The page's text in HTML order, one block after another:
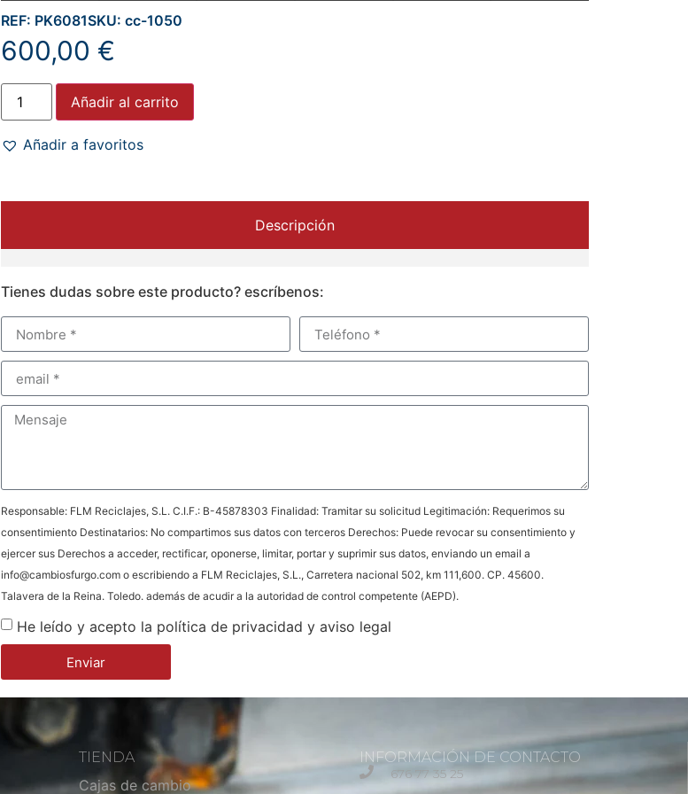
REF: PK6081SKU: cc-1050
600,00 €
Añadir al carrito
Añadir a favoritos
Descripción
Tienes dudas sobre este producto? escríbenos:
Responsable: FLM Reciclajes, S.L. C.I.F.: B-45878303 Finalidad: Tramitar su solicitud Legitimación: Requerimos su
consentimiento Destinatarios: No compartimos sus datos con terceros Derechos: Puede revocar su consentimiento y
ejercer sus Derechos a acceder, rectificar, oponerse, limitar, portar y suprimir sus datos, enviando un email a
info@cambiosfurgo.com o escribiendo a FLM Reciclajes, S.L., Carretera nacional 502, km 111,600. CP. 45600.
Talavera de la Reina. Toledo. además de acudir a la autoridad de control competente (AEPD).
He leído y acepto la política de privacidad y aviso legal
Enviar
TIENDA
Cajas de cambio
INFORMACIÓN DE CONTACTO
676 77 35 25